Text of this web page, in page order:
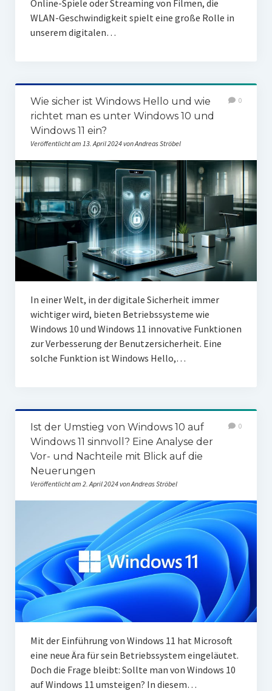
Online-Spiele oder Streaming von Filmen, die
WLAN-Geschwindigkeit spielt eine große Rolle in
unserem digitalen…
Wie sicher ist Windows Hello und wie
richtet man es unter Windows 10 und
Windows 11 ein?
Veröffentlicht am 13. April 2024 von Andreas Ströbel
0
In einer Welt, in der digitale Sicherheit immer
wichtiger wird, bieten Betriebssysteme wie
Windows 10 und Windows 11 innovative Funktionen
zur Verbesserung der Benutzersicherheit. Eine
solche Funktion ist Windows Hello,…
Ist der Umstieg von Windows 10 auf
Windows 11 sinnvoll? Eine Analyse der
Vor- und Nachteile mit Blick auf die
Neuerungen
Veröffentlicht am 2. April 2024 von Andreas Ströbel
0
Mit der Einführung von Windows 11 hat Microsoft
eine neue Ära für sein Betriebssystem eingeläutet.
Doch die Frage bleibt: Sollte man von Windows 10
auf Windows 11 umsteigen? In diesem…